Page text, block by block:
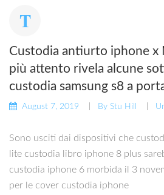
Custodia antiurto iphone x
più attento rivela alcune
custodia samsung s8 a
August 7, 2019 By Stu Hill
Sono usciti dai dispositivi che
lite custodia libro iphone 8 plus
custodia iphone 6 morbida il ​​3
per le cover custodia iphone